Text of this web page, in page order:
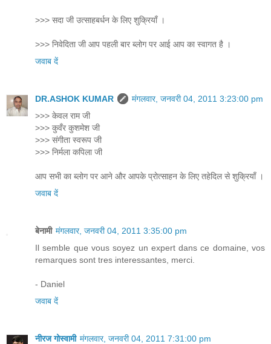
>>> सदा जी उत्साहबर्धन के लिए शुक्रियाँ ।
>>> निवेदिता जी आप पहली बार ब्लोग पर आई आप का स्वागत है ।
जवाब दें
DR.ASHOK KUMAR
मंगलवार, जनवरी 04, 2011 3:23:00 pm
>>> केवल राम जी
>>> कुवँर कुशमेश जी
>>> संगीता स्वरूप जी
>>> निर्मला कपिला जी
आप सभी का ब्लोग पर आने और आपके प्रोत्साहन के लिए तहेदिल से शुक्रियाँ ।
जवाब दें
बेनामी मंगलवार, जनवरी 04, 2011 3:35:00 pm
Il semble que vous soyez un expert dans ce domaine, vos
remarques sont tres interessantes, merci.
- Daniel
जवाब दें
नीरज गोस्वामी मंगलवार, जनवरी 04, 2011 7:31:00 pm